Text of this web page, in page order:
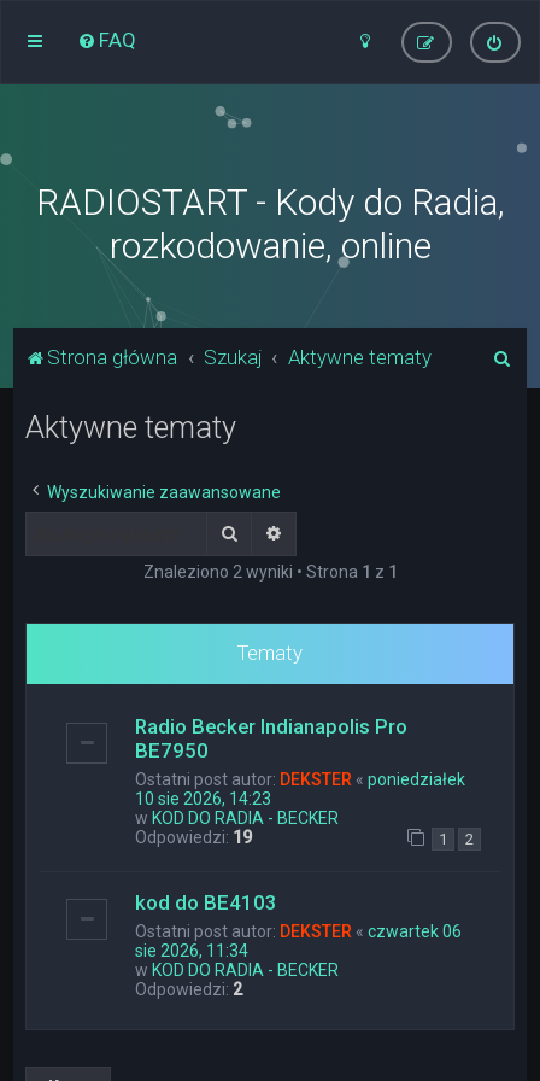
FAQ
RADIOSTART - Kody do Radia,
rozkodowanie, online
Strona główna Szukaj Aktywne tematy
Aktywne tematy
Wyszukiwanie zaawansowane
Szukaj
Znaleziono 2 wyniki • Strona 1 z 1
Tematy
Radio Becker Indianapolis Pro
BE7950
Ostatni post autor: DEKSTER «poniedziałek
10 sie 2026, 14:23
w KOD DO RADIA - BECKER
Odpowiedzi: 19 1 2
kod do BE4103
Ostatni post autor: DEKSTER «czwartek 06
sie 2026, 11:34
w KOD DO RADIA - BECKER
Odpowiedzi: 2